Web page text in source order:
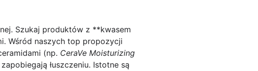
Szukaj produktów z **kwasem
Wśród naszych top propozycji
(np. CeraVe Moisturizing
łuszczeniu. Istotne są